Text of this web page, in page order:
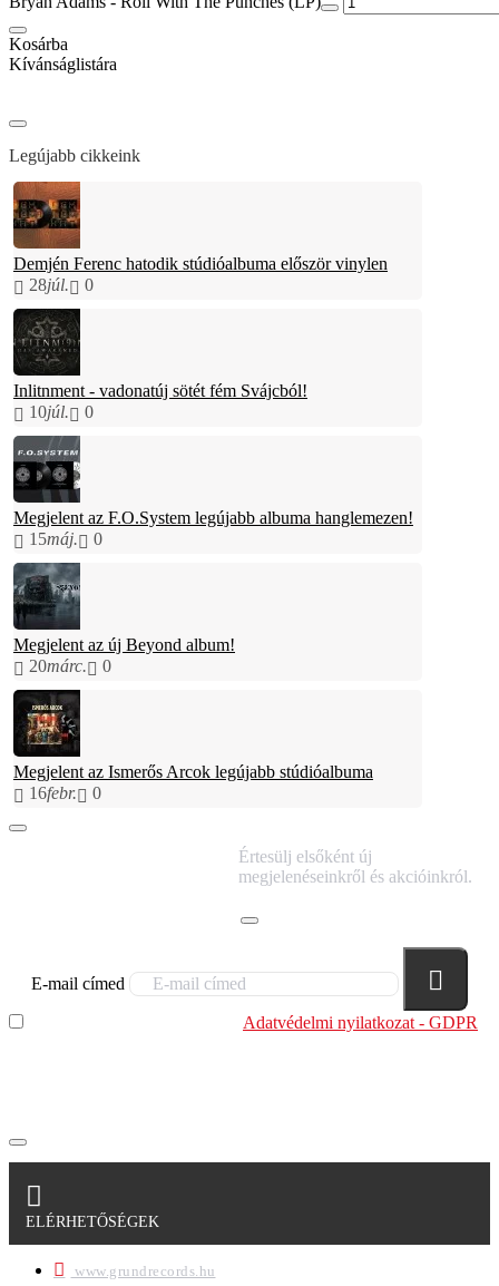
Kosárba
Kívánságlistára
Legújabb cikkeink
Demjén Ferenc hatodik stúdióalbuma először vinylen
28júl. 0
Inlitnment - vadonatúj sötét fém Svájcból!
10júl. 0
Megjelent az F.O.System legújabb albuma hanglemezen!
15máj. 0
Megjelent az új Beyond album!
20márc. 0
Megjelent az Ismerős Arcok legújabb stúdióalbuma
16febr. 0
Értesülj elsőként új
megjelenéseinkről és akcióinkról.
E-mail címed
Adatvédelmi nyilatkozat - GDPR
ELÉRHETŐSÉGEK
www.grundrecords.hu